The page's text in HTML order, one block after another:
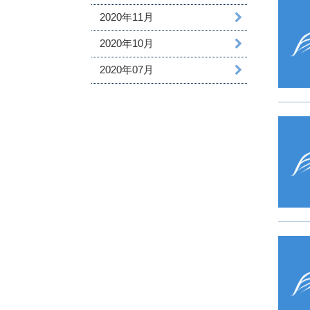
2020年11月
2020年10月
2020年07月